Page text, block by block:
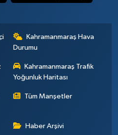
Kahramanmaraş Hava
Durumu
Kahramanmaraş Trafik
Yoğunluk Haritası
Tüm Manşetler
Haber Arşivi